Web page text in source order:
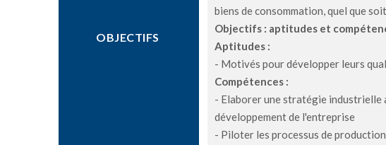
OBJECTIFS
biens de consommation, quel que
Objectifs : aptitudes et
Aptitudes :
- Motivés pour développer leurs
Compétences :
- Elaborer une stratégie industrielle
développement de l'entreprise
- Piloter les processus de